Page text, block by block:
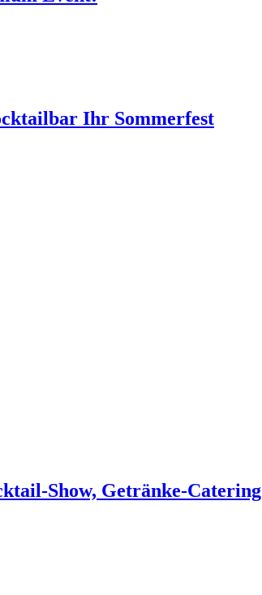
Ihr Sommerfest
Show, Getränke-Catering